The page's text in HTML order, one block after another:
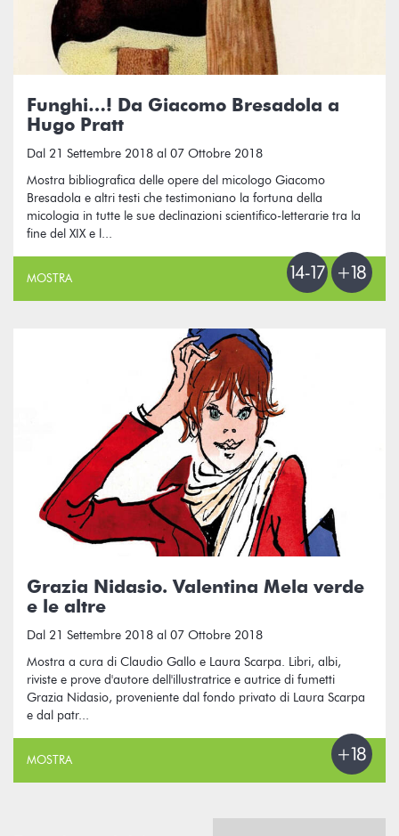
Funghi…! Da Giacomo Bresadola a
Hugo Pratt
Dal 21 Settembre 2018 al 07 Ottobre 2018
Mostra bibliografica delle opere del micologo Giacomo
Bresadola e altri testi che testimoniano la fortuna della
micologia in tutte le sue declinazioni scientifico-letterarie tra la
fine del XIX e l...
MOSTRA
Grazia Nidasio. Valentina Mela verde
e le altre
Dal 21 Settembre 2018 al 07 Ottobre 2018
Mostra a cura di Claudio Gallo e Laura Scarpa. Libri, albi,
riviste e prove d'autore dell'illustratrice e autrice di fumetti
Grazia Nidasio, proveniente dal fondo privato di Laura Scarpa
e dal patr...
MOSTRA